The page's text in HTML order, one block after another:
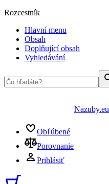
Rozcestník
Hlavní menu
Obsah
Doplňující obsah
Vyhledávání
Nazuby.eu
Obľúbené
Porovnanie
Prihlásiť